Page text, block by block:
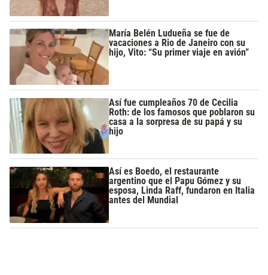
María Belén Ludueña se fue de
vacaciones a Rio de Janeiro con su
hijo, Vito: “Su primer viaje en avión”
Así fue cumpleaños 70 de Cecilia
Roth: de los famosos que poblaron su
casa a la sorpresa de su papá y su
hijo
Así es Boedo, el restaurante
argentino que el Papu Gómez y su
esposa, Linda Raff, fundaron en Italia
antes del Mundial